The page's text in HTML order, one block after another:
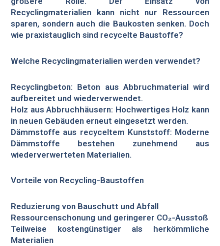
Recyclingmaterialien kann nicht nur Ressourcen
sparen, sondern auch die Baukosten senken. Doch
wie praxistauglich sind recycelte Baustoffe?
Welche Recyclingmaterialien werden verwendet?
Recyclingbeton: Beton aus Abbruchmaterial wird
aufbereitet und wiederverwendet.
Holz aus Abbruchhäusern: Hochwertiges Holz kann
in neuen Gebäuden erneut eingesetzt werden.
Dämmstoffe aus recyceltem Kunststoff: Moderne
Dämmstoffe bestehen zunehmend aus
wiederverwerteten Materialien.
Vorteile von Recycling-Baustoffen
Reduzierung von Bauschutt und Abfall
Ressourcenschonung und geringerer CO₂-Ausstoß
Teilweise kostengünstiger als herkömmliche
Materialien